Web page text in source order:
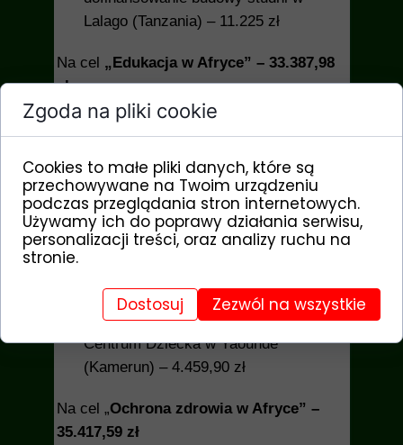
Lalago (Tanzania) – 11.225 zł
Na cel „Edukacja w Afryce” – 33.387,98
zł
zakup ławek do gimnazjum oraz
mundurków dla uczniów w Mbaikoro
budowa ogrodzenia wokół domu dla
nauczycieli i wolontariuszy w Bundoli
(Ghana) – 10.475,58 zł
zakup systemu fotowoltaicznego oraz
7.274,50 zł
zakup mebli do przedszkola w
Centrum Dziecka w Yaounde
(Kamerun) – 4.459,90 zł
Na cel „Ochrona zdrowia w Afryce” –
35.417,59 zł
Zgoda na pliki cookie
Cookies to małe pliki danych, które są
przechowywane na Twoim urządzeniu
podczas przeglądania stron internetowych.
Używamy ich do poprawy działania serwisu,
personalizacji treści, oraz analizy ruchu na
stronie.
Dostosuj Zezwól na wszystkie